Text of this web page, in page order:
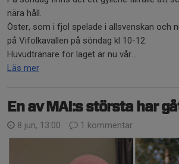
nära håll.
Öster, som i fjol spelade i allsvenskan och
på Vifolkavallen på söndag kl 10-12.
Huvudtränare för laget är nu vår...
Läs mer
En av MAI:s största har
8 jun, 13:00 1 kommentar